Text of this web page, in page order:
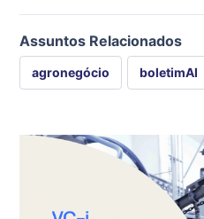
Assuntos Relacionados
agronegócio boletimAI